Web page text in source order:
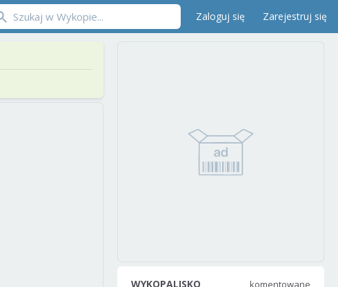
Zaloguj się Zarejestruj się
WYKOPALISKO komentowane